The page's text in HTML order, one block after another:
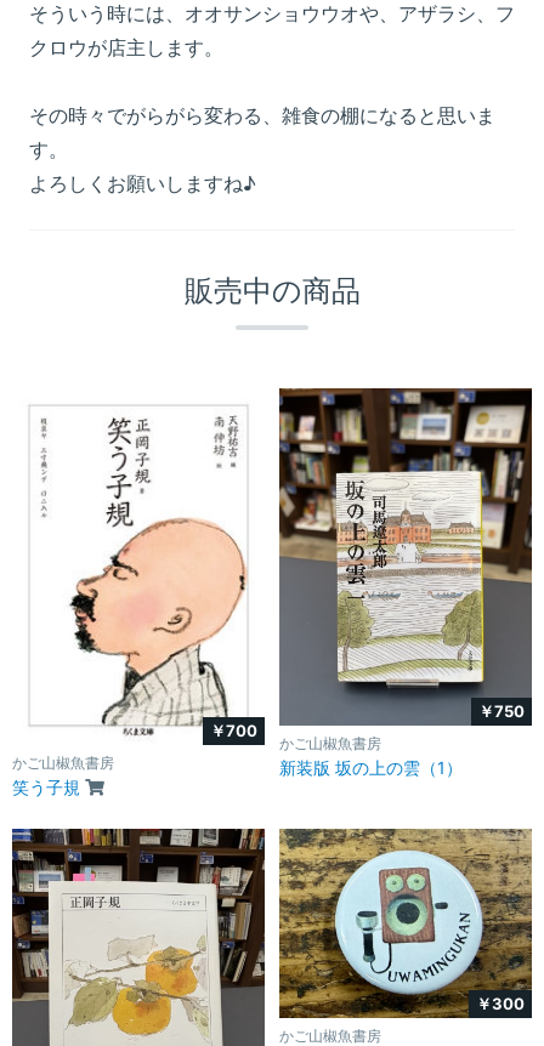
そういう時には、オオサンショウウオや、アザラシ、フ
クロウが店主します。
その時々でがらがら変わる、雑食の棚になると思いま
す。
よろしくお願いしますね♪
販売中の商品
￥700
かご山椒魚書房
笑う子規
￥750
かご山椒魚書房
新装版 坂の上の雲（1）
￥300
かご山椒魚書房